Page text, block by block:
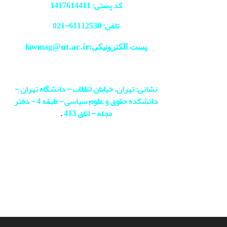
کد پستی: 1417614411
تلفن: 61112530-
021
پست الکترونیکی:lawmag@ut.ac.ir
نشانی: تهران، خیابان انقلاب - دانشگاه تهران -
دانشکده حقوق و علوم سیاسی - طبقه 4 - دفتر
مجله - اتاق 413
.